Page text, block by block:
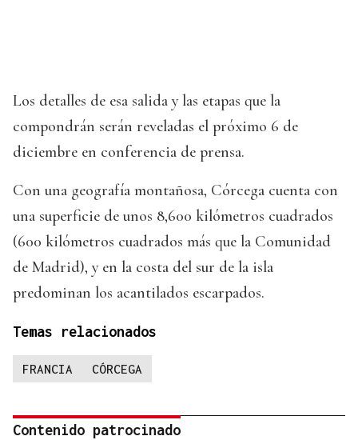
Los detalles de esa salida y las etapas que la
compondrán serán reveladas el próximo 6 de
diciembre en conferencia de prensa.
Con una geografía montañosa, Córcega cuenta con
una superficie de unos 8,600 kilómetros cuadrados
(600 kilómetros cuadrados más que la Comunidad
de Madrid), y en la costa del sur de la isla
predominan los acantilados escarpados.
Temas relacionados
FRANCIA CÓRCEGA
Contenido patrocinado